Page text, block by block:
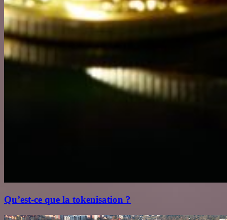
Qu’est‑ce que la tokenisation ?